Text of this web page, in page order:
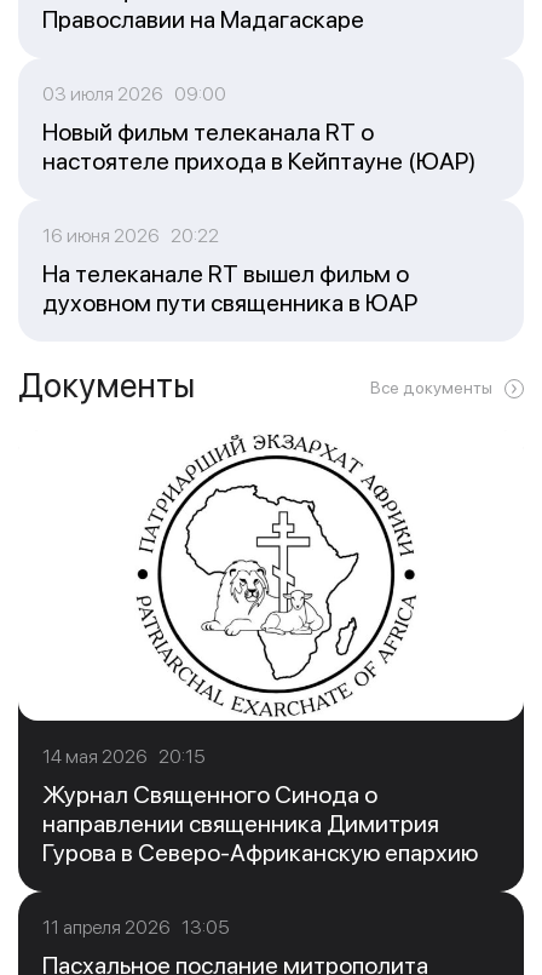
Православии на Мадагаскаре
03 июля 2026 09:00
Новый фильм телеканала RT о
настоятеле прихода в Кейптауне (ЮАР)
16 июня 2026 20:22
На телеканале RT вышел фильм о
духовном пути священника в ЮАР
Документы Все документы
14 мая 2026 20:15
Журнал Священного Синода о
направлении священника Димитрия
Гурова в Северо-Африканскую епархию
11 апреля 2026 13:05
Пасхальное послание митрополита